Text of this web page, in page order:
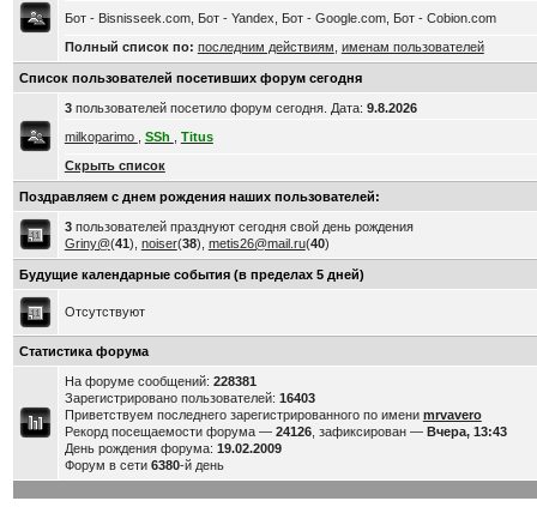
Бот - Bisnisseek.com, Бот - Yandex, Бот - Google.com, Бот - Cobion.com
Полный список по: последним действиям именам пользователей
Список пользователей посетивших форум сегодня
3пользователей посетило форум сегодня. Дата: 9.8.2026
milkoparimo
SSh
Titus
Скрыть список
Поздравляем с днем рождения наших пользователей:
3пользователей празднуют сегодня свой день рождения
Griny@(41), noiser(38), metis26@mail.ru(40)
Будущие календарные события (в пределах 5 дней)
Отсутствуют
Статистика форума
На форуме сообщений: 228381
Зарегистрировано пользователей: 16403
Приветствуем последнего зарегистрированного по имени mrvavero
Рекорд посещаемости форума — 24126, зафиксирован — Вчера, 13:43
День рождения форума: 19.02.2009
Форум в сети 6380-й день